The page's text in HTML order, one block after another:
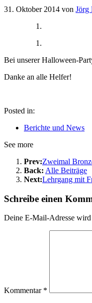
31. Oktober 2014 von Jörg
Bei unserer Halloween-
Danke an alle Helfer!
Posted in:
Berichte und News
See more
Prev:Zweimal
Back: Alle Beiträge
Next:Lehrgang mit
Schreibe einen
Deine E-Mail-Adresse
Kommentar *